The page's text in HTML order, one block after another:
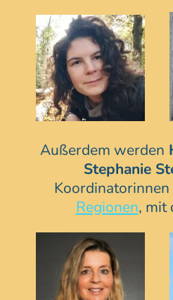
Außerdem werden
Stephanie
Koordinatorinnen
Regionen, mit